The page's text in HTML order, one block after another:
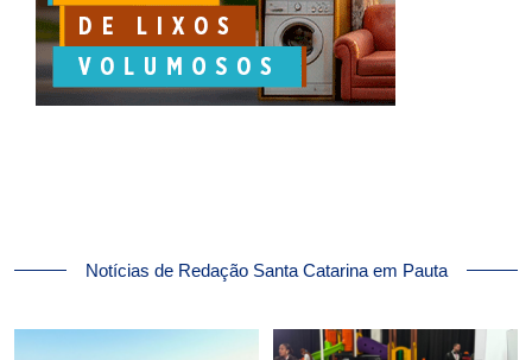
Notícias de Redação Santa Catarina em Pauta